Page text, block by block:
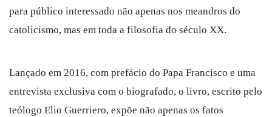
para público interessado não apenas nos meandros do
catolicismo, mas em toda a filosofia do século XX.
Lançado em 2016, com prefácio do Papa Francisco e uma
entrevista exclusiva com o biografado, o livro, escrito pelo
teólogo Elio Guerriero, expõe não apenas os fatos